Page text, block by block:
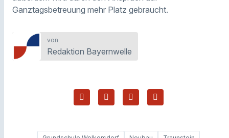
Ganztagsbetreuung mehr Platz gebraucht.
von
Redaktion Bayernwelle